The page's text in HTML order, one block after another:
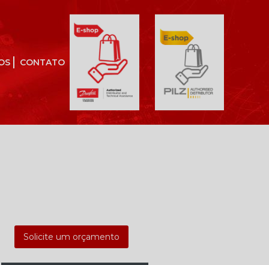
CONTATO
Solicite um orçamento